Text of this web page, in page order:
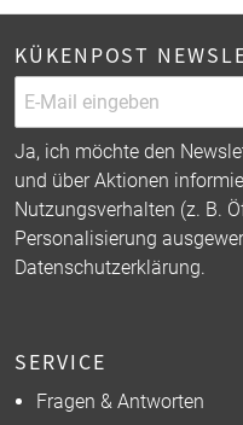
KÜKENPOST
Ja, ich möchte den
und über Aktionen
Nutzungsverhalten (z. B.
Personalisierung
Datenschutzerklärung.
SERVICE
Fragen & Antworten